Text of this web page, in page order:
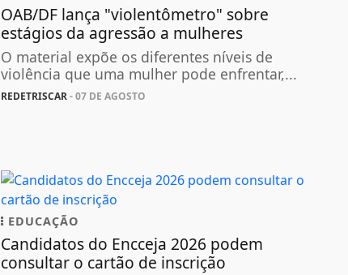
OAB/DF lança "violentômetro" sobre
estágios da agressão a mulheres
O material expõe os diferentes níveis de
violência que uma mulher pode enfrentar,...
REDETRISCAR- 07 DE AGOSTO
EDUCAÇÃO
Candidatos do Encceja 2026 podem
consultar o cartão de inscrição